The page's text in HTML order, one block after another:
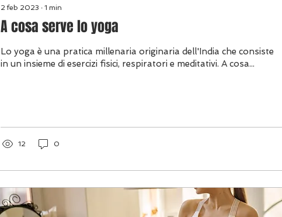
2 feb 2023 ∙ 1 min
A cosa serve lo yoga
Lo yoga è una pratica millenaria originaria dell'India che consiste
in un insieme di esercizi fisici, respiratori e meditativi. A cosa...
12 0